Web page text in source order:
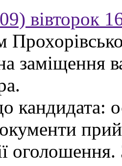
вівторок
заміщення
кандидата: